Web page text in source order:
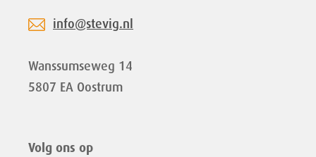
info@stevig.nl
Wanssumseweg 14
5807 EA Oostrum
Volg ons op